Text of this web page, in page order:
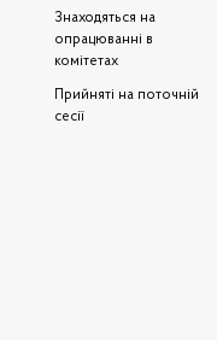
Знаходяться на
опрацюванні в
комітетах
Прийняті на поточній
сесії